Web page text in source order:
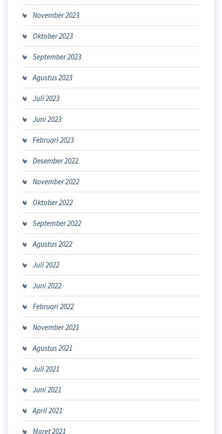
November 2023
Oktober 2023
September 2023
Agustus 2023
Juli 2023
Juni 2023
Februari 2023
Desember 2022
November 2022
Oktober 2022
September 2022
Agustus 2022
Juli 2022
Juni 2022
Februari 2022
November 2021
Agustus 2021
Juli 2021
Juni 2021
April 2021
Maret 2021